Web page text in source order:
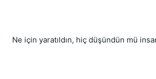
Ne için yaratıldın, hiç düşündün mü